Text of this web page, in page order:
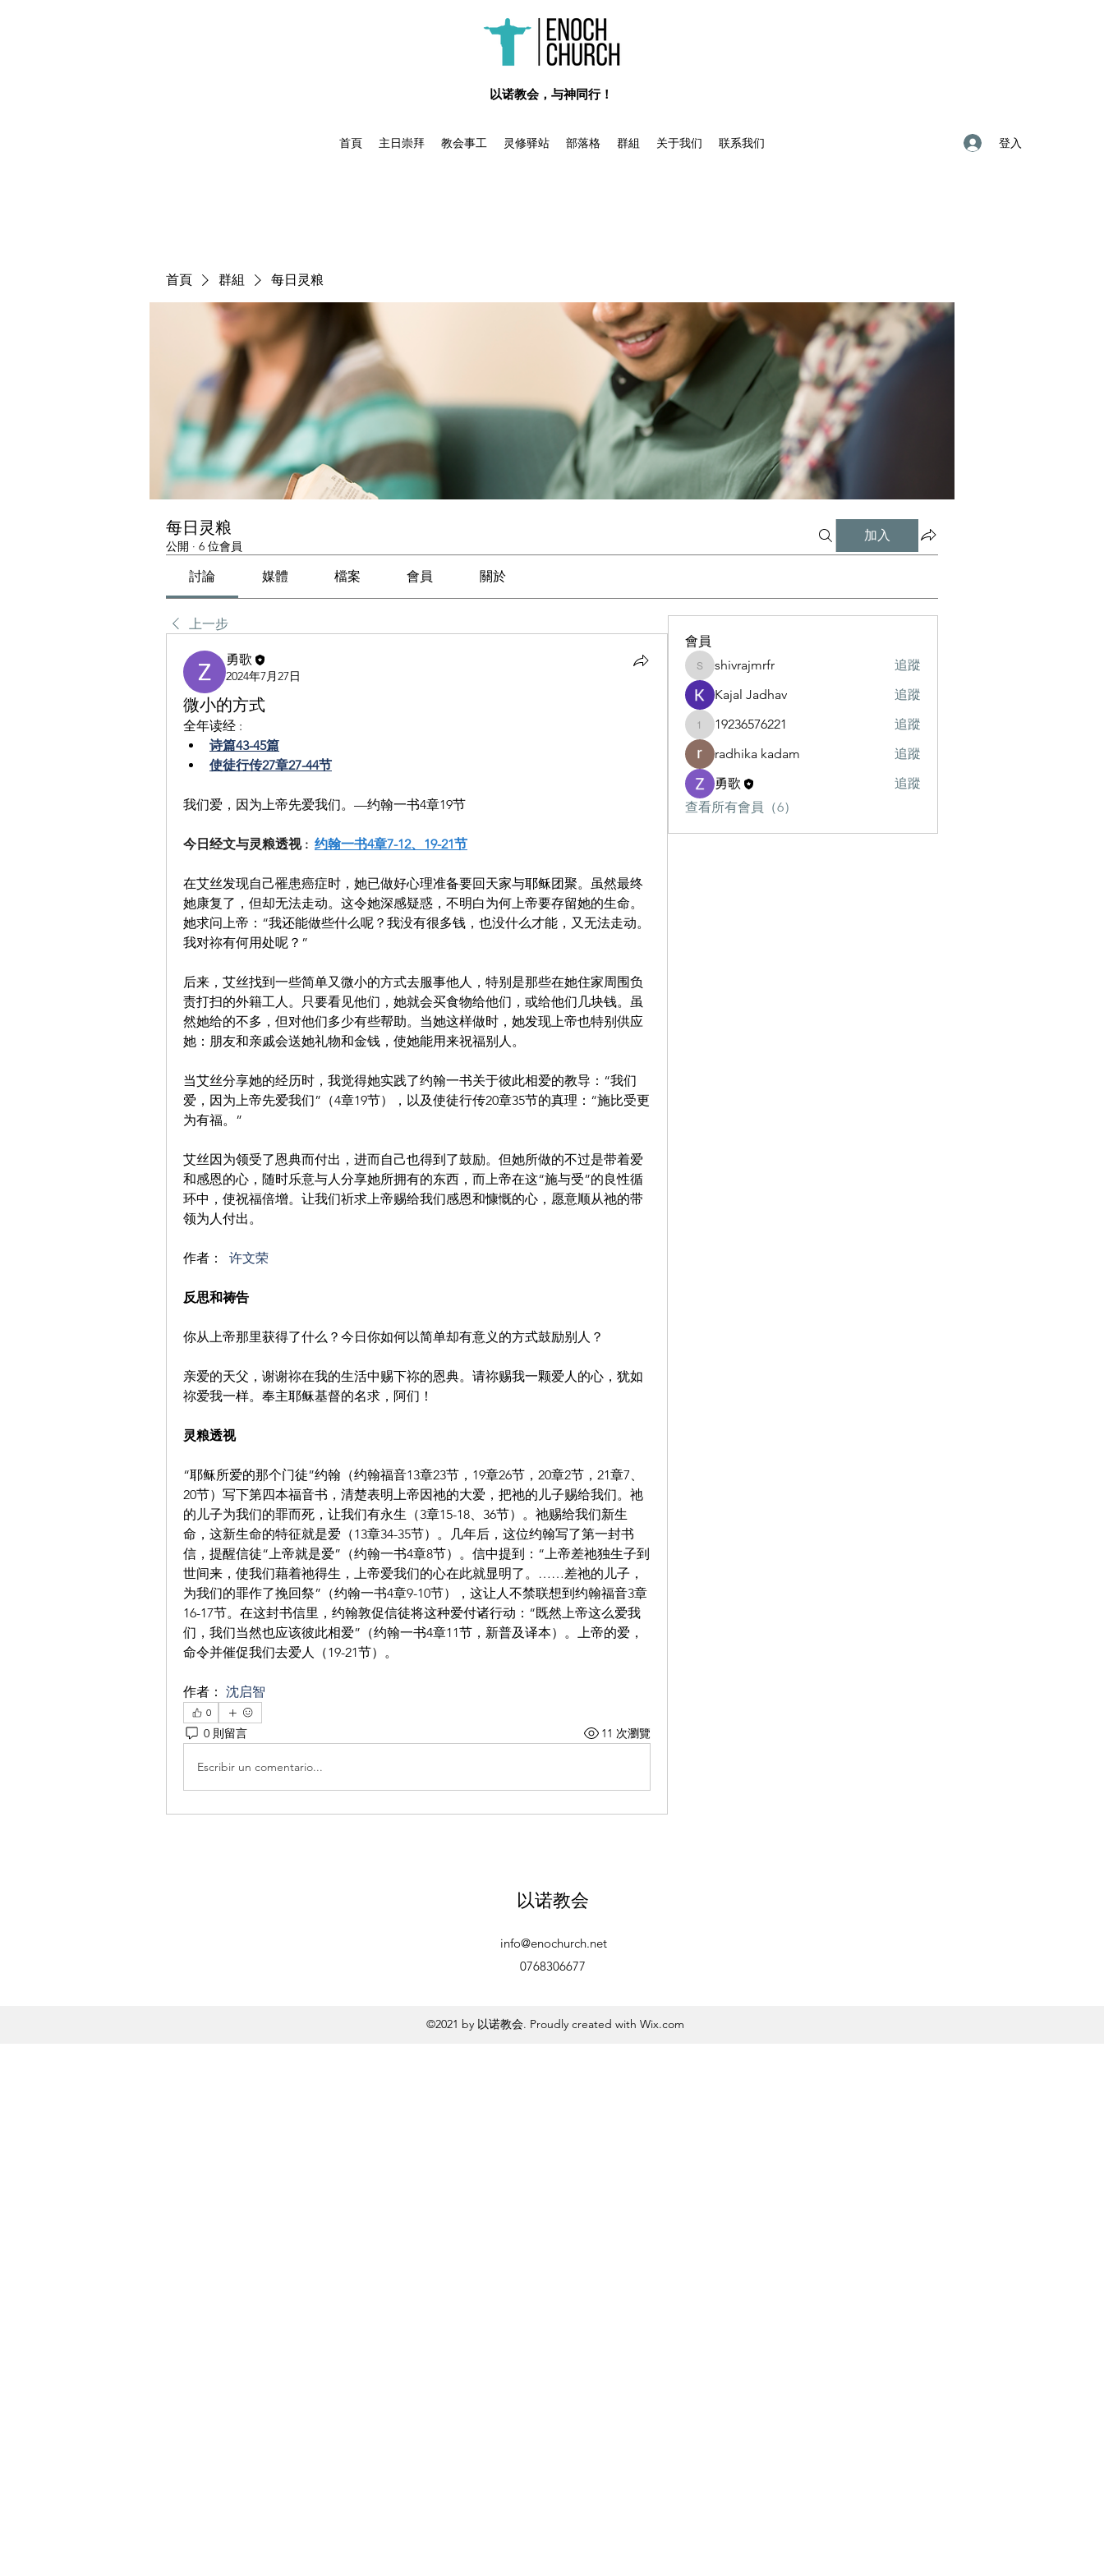
​以诺教会，与神同行！
首頁 主日崇拜 教会事工 灵修驿站 部落格 群組 关于我们 联系我们 登入
首頁 群組 每日灵粮
每日灵粮
公開 · 6 位會員
加入
討論 媒體 檔案 會員 關於
上一步
勇歌
2024年7月27日
微小的方式
全年读经 :
诗篇43-45篇
使徒行传27章27-44节
我们爱，因为上帝先爱我们。—约翰一书4章19节
今日经文与灵粮透视 : 约翰一书4章7-12、19-21节
在艾丝发现自己罹患癌症时，她已做好心理准备要回天家与耶稣团聚。虽然最终
她康复了，但却无法走动。这令她深感疑惑，不明白为何上帝要存留她的生命。
她求问上帝：“我还能做些什么呢？我没有很多钱，也没什么才能，又无法走动。
我对祢有何用处呢？”
后来，艾丝找到一些简单又微小的方式去服事他人，特别是那些在她住家周围负
责打扫的外籍工人。只要看见他们，她就会买食物给他们，或给他们几块钱。虽
然她给的不多，但对他们多少有些帮助。当她这样做时，她发现上帝也特别供应
她：朋友和亲戚会送她礼物和金钱，使她能用来祝福别人。
当艾丝分享她的经历时，我觉得她实践了约翰一书关于彼此相爱的教导：“我们
爱，因为上帝先爱我们”（4章19节），以及使徒行传20章35节的真理：“施比受更
为有福。”
艾丝因为领受了恩典而付出，进而自己也得到了鼓励。但她所做的不过是带着爱
和感恩的心，随时乐意与人分享她所拥有的东西，而上帝在这“施与受”的良性循
环中，使祝福倍增。让我们祈求上帝赐给我们感恩和慷慨的心，愿意顺从祂的带
领为人付出。
作者： 许文荣
反思和祷告
你从上帝那里获得了什么？今日你如何以简单却有意义的方式鼓励别人？
亲爱的天父，谢谢祢在我的生活中赐下祢的恩典。请祢赐我一颗爱人的心，犹如
祢爱我一样。奉主耶稣基督的名求，阿们！
灵粮透视
“耶稣所爱的那个门徒”约翰（约翰福音13章23节，19章26节，20章2节，21章7、
20节）写下第四本福音书，清楚表明上帝因祂的大爱，把祂的儿子赐给我们。祂
的儿子为我们的罪而死，让我们有永生（3章15-18、36节）。祂赐给我们新生
命，这新生命的特征就是爱（13章34-35节）。几年后，这位约翰写了第一封书
信，提醒信徒“上帝就是爱”（约翰一书4章8节）。信中提到：“上帝差祂独生子到
世间来，使我们藉着祂得生，上帝爱我们的心在此就显明了。……差祂的儿子，
为我们的罪作了挽回祭”（约翰一书4章9-10节），这让人不禁联想到约翰福音3章
16-17节。在这封书信里，约翰敦促信徒将这种爱付诸行动：“既然上帝这么爱我
们，我们当然也应该彼此相爱”（约翰一书4章11节，新普及译本）。上帝的爱，
命令并催促我们去爱人（19-21节）。
作者： 沈启智
0
0 則留言 11 次瀏覽
Escribir un comentario...
會員
shivrajmrfr
shivrajmrfr
追蹤
Kajal Jadhav
追蹤
19236576221
19236576221
追蹤
radhika kadam
追蹤
勇歌
追蹤
查看所有會員（6）
以诺教会
0768306677
info@enochurch.net
©2021 by 以诺教会. Proudly created with Wix.com